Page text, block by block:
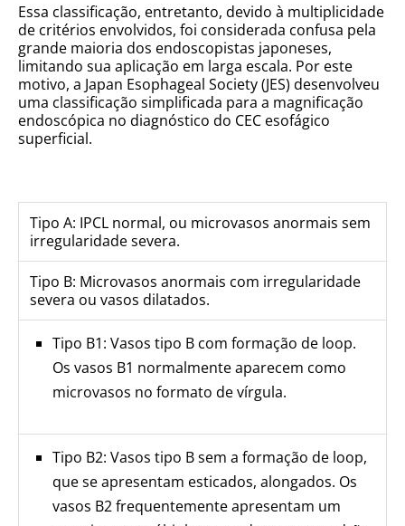
Essa classificação, entretanto, devido à multiplicidade
de critérios envolvidos, foi considerada confusa pela
grande maioria dos endoscopistas japoneses,
limitando sua aplicação em larga escala. Por este
motivo, a Japan Esophageal Society (JES) desenvolveu
uma classificação simplificada para a magnificação
endoscópica no diagnóstico do CEC esofágico
superficial.
Tipo A: IPCL normal, ou microvasos anormais sem
irregularidade severa.
Tipo B: Microvasos anormais com irregularidade
severa ou vasos dilatados.
Tipo B1: Vasos tipo B com formação de loop.
Os vasos B1 normalmente aparecem como
microvasos no formato de vírgula.
Tipo B2: Vasos tipo B sem a formação de loop,
que se apresentam esticados, alongados. Os
vasos B2 frequentemente apresentam um